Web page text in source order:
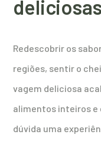
Redescobrir os
regiões, sentir o
vagem deliciosa
alimentos inteiros e
dúvida uma